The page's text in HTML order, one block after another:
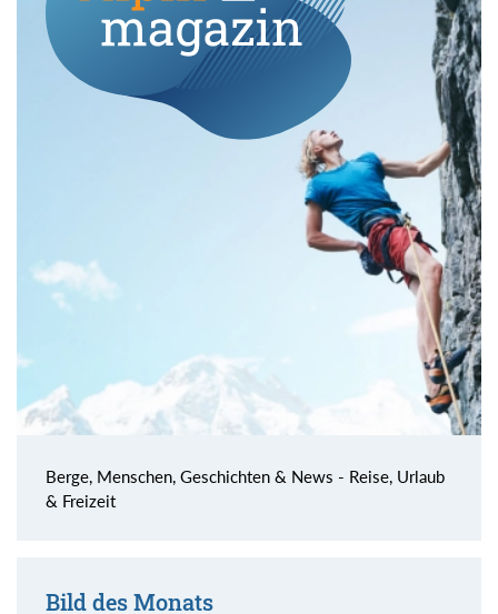
Berge, Menschen, Geschichten & News - Reise, Urlaub
& Freizeit
Bild des Monats